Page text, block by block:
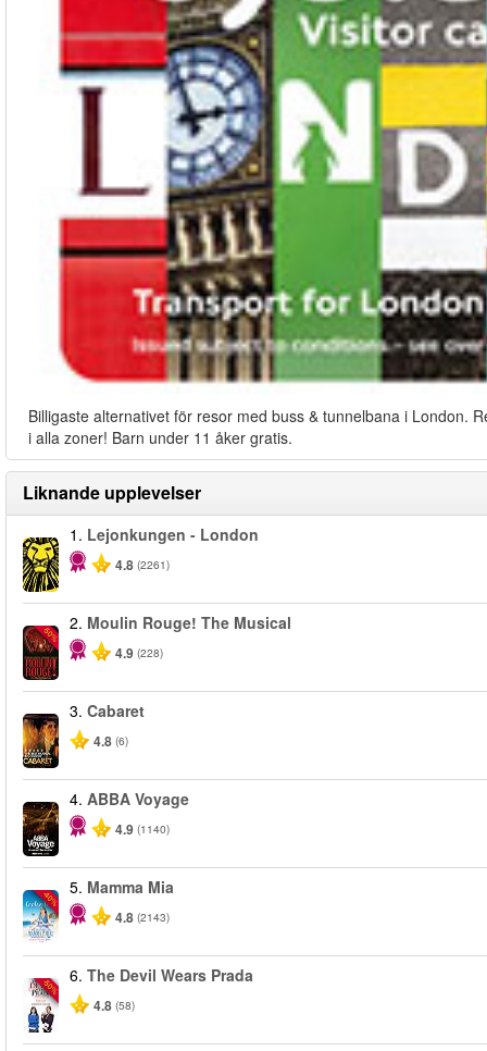
Billigaste alternativet för resor med buss & tunnelbana i London.
i alla zoner! Barn under 11 åker gratis.
Liknande upplevelser
1. Lejonkungen - London
4.8 (2261)
-50%
2. Moulin Rouge! The Musical
4.9 (228)
3. Cabaret
4.8 (6)
4. ABBA Voyage
4.9 (1140)
-40%
5. Mamma Mia
4.8 (2143)
-50%
6. The Devil Wears Prada
4.8 (58)